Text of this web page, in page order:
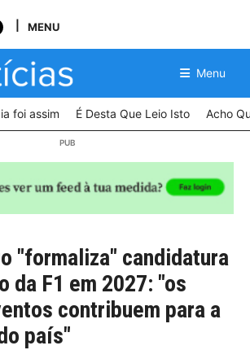
MENU
Menu
foi assim É Desta Que Leio Isto Acho
"formaliza" candidatura
da F1 em 2027: "os
contribuem para a
país"